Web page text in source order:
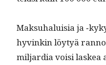
Mak­suhaluisia ja
hyvinkin löy­tyä
mil­jar­dia voisi